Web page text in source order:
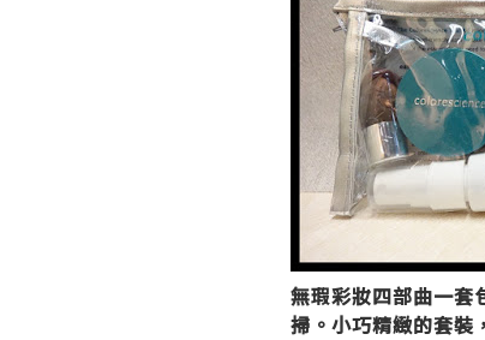
無瑕彩妝四部曲一
掃。小巧精緻的套裝